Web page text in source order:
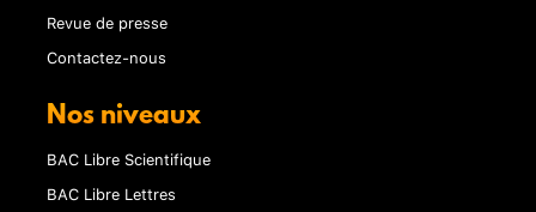
Revue de presse
Contactez-nous
Nos niveaux
BAC Libre Scientifique
BAC Libre Lettres